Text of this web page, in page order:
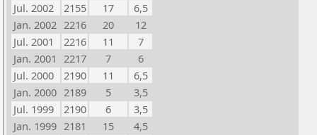
Jul. 2002
2155 17
6,5
Jan. 2002 2216 20
12
Jul. 2001
2216 11
7
Jan. 2001 2217 7
6
Jul. 2000
2190 11
6,5
Jan. 2000 2189 5
3,5
Jul. 1999
2190 6
3,5
Jan. 1999 2181 15
4,5